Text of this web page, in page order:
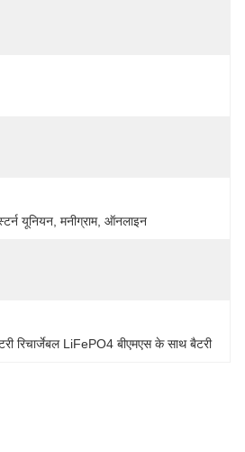
यूनियन, मनीग्राम, ऑनलाइन
रिचार्जेबल LiFePO4 बीएमएस के साथ बैटरी